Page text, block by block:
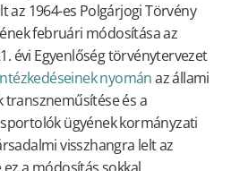
az 1964-es Polgárjogi Törvény
februári módosítása az
évi Egyenlőség törvénytervezet
nyománaz állami
és a
ügyének kormányzati
visszhangra lelt az